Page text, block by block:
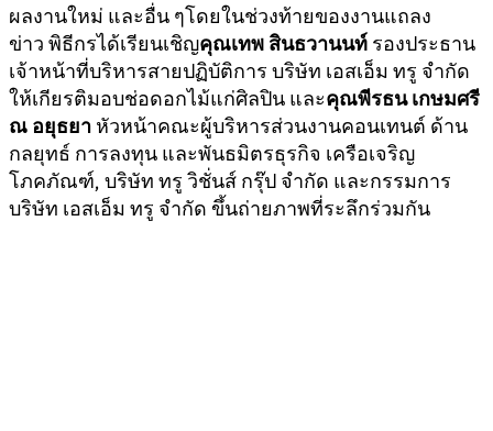
ผลงานใหม่ และอื่น ๆโดยในช่วงท้ายของงานแถลง
ข่าว พิธีกรได้เรียนเชิญคุณเทพ สินธวานนท์ รองประธาน
เจ้าหน้าที่บริหารสายปฏิบัติการ บริษัท เอสเอ็ม ทรู จำกัด
ให้เกียรติมอบช่อดอกไม้แก่ศิลปิน และคุณพีรธน เกษมศรี
ณ อยุธยา หัวหน้าคณะผู้บริหารส่วนงานคอนเทนต์ ด้าน
กลยุทธ์ การลงทุน และพันธมิตรธุรกิจ เครือเจริญ
โภคภัณฑ์, บริษัท ทรู วิชั่นส์ กรุ๊ป จำกัด และกรรมการ
บริษัท เอสเอ็ม ทรู จำกัด ขึ้นถ่ายภาพที่ระลึกร่วมกัน